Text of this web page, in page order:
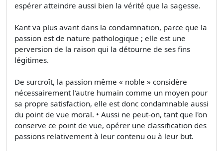
espérer atteindre aussi bien la vérité que la sagesse.
Kant va plus avant dans la condamnation, parce que la
passion est de nature pathologique ; elle est une
perversion de la raison qui la détourne de ses fins
légitimes.
De surcroît, la passion même « noble » considère
nécessairement l'autre humain comme un moyen pour
sa propre satisfaction, elle est donc condamnable aussi
du point de vue moral. • Aussi ne peut-on, tant que l'on
conserve ce point de vue, opérer une classification des
passions relativement à leur contenu ou à leur but.